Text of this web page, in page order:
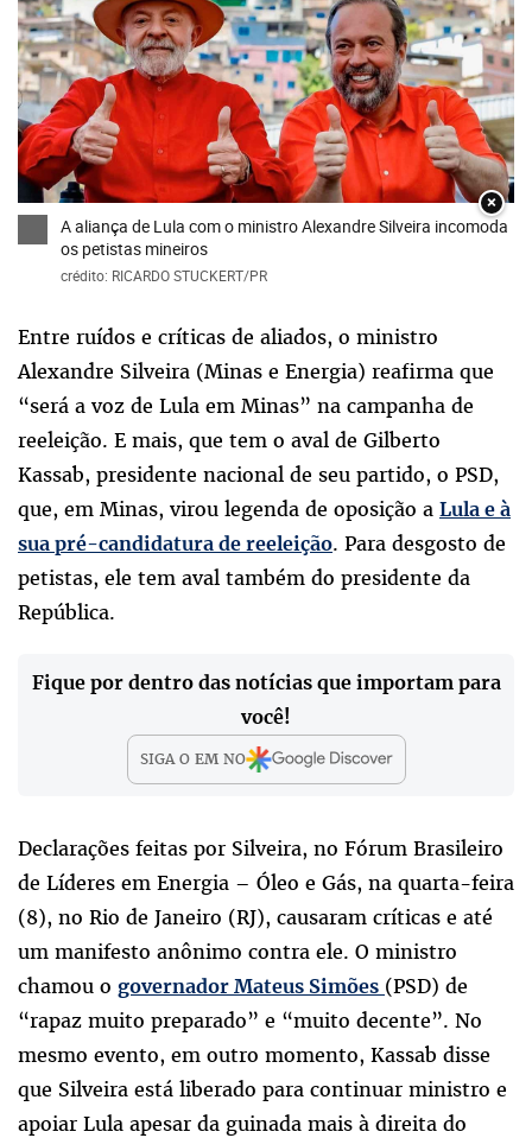
×
A aliança de Lula com o ministro Alexandre Silveira incomoda
os petistas mineiros
crédito: RICARDO STUCKERT/PR
Entre ruídos e críticas de aliados, o ministro
Alexandre Silveira (Minas e Energia) reafirma que
“será a voz de Lula em Minas” na campanha de
reeleição. E mais, que tem o aval de Gilberto
Kassab, presidente nacional de seu partido, o PSD,
que, em Minas, virou legenda de oposição a Lula e à
sua pré-candidatura de reeleição. Para desgosto de
petistas, ele tem aval também do presidente da
República.
Fique por dentro das notícias que importam para
você!
SIGA O EMNO
Declarações feitas por Silveira, no Fórum Brasileiro
de Líderes em Energia – Óleo e Gás, na quarta-feira
(8), no Rio de Janeiro (RJ), causaram críticas e até
um manifesto anônimo contra ele. O ministro
chamou o governador Mateus Simões (PSD) de
“rapaz muito preparado” e “muito decente”. No
mesmo evento, em outro momento, Kassab disse
que Silveira está liberado para continuar ministro e
apoiar Lula apesar da guinada mais à direita do